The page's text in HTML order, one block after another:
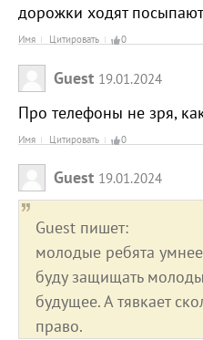
дорожки ходят
Имя Цитировать 0
Guest 19.01.2024
Про телефоны не зря,
Имя Цитировать 0
Guest 19.01.2024
Guest пишет:
молодые ребята
буду защищать
будущее. А тявкает
право.